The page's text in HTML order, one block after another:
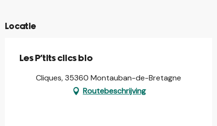
Locatie
Les P'tits clics bio
Cliques, 35360 Montauban-de-Bretagne
Routebeschrijving